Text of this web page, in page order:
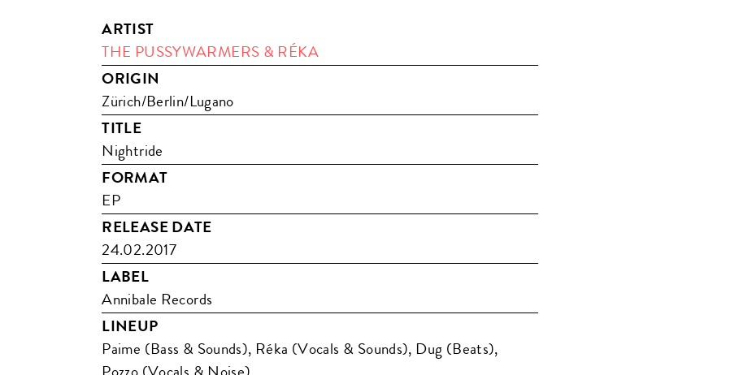
ARTIST
THE PUSSYWARMERS & RÉKA
ORIGIN
Zürich/Berlin/Lugano
TITLE
Nightride
FORMAT
EP
RELEASE DATE
24.02.2017
LABEL
Annibale Records
LINEUP
Paime (Bass & Sounds), Réka (Vocals & Sounds), Dug (Beats),